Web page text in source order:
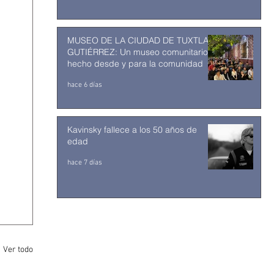
Ver todo
MUSEO DE LA CIUDAD DE TUXTLA
GUTIÉRREZ: Un museo comunitario
hecho desde y para la comunidad
hace 6 días
Kavinsky fallece a los 50 años de
edad
hace 7 días